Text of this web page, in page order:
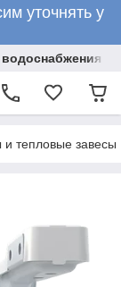
уточнять у
и тепловые завесы